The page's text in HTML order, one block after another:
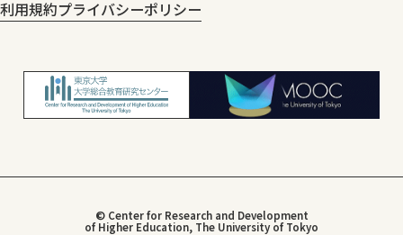
利用規約プライバシーポリシー
© Center for Research and Development
of Higher Education, The University of Tokyo